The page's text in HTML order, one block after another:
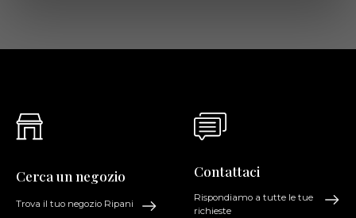
Cerca un negozio
Trova il tuo negozio Ripani
Contattaci
Rispondiamo a tutte le tue
richieste